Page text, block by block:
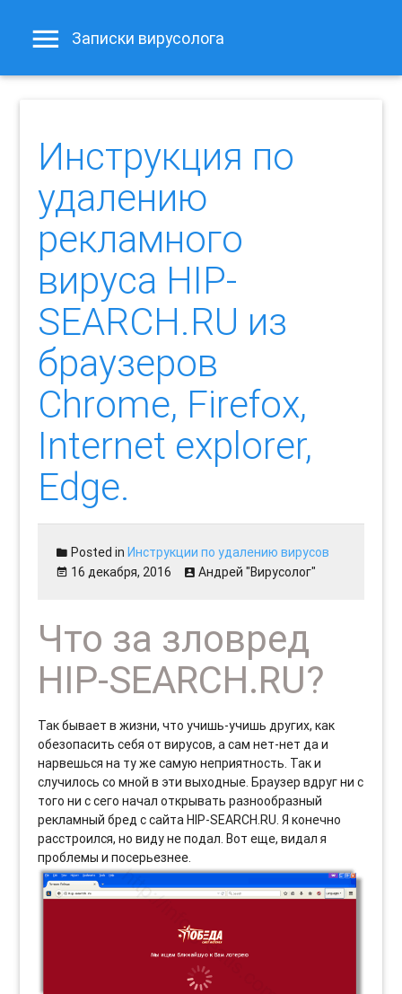
Записки вирусолога
Инструкция по
удалению
рекламного
вируса HIP-
SEARCH.RU из
браузеров
Chrome, Firefox,
Internet explorer,
Edge.
Posted inИнструкции по удалению вирусов
16 декабря, 2016
Андрей "Вирусолог"
Что за зловред
HIP-SEARCH.RU?
Так бывает в жизни, что учишь-учишь других, как
обезопасить себя от вирусов, а сам нет-нет да и
нарвешься на ту же самую неприятность. Так и
случилось со мной в эти выходные. Браузер вдруг ни с
того ни с сего начал открывать разнообразный
рекламный бред с сайта HIP-SEARCH.RU. Я конечно
расстроился, но виду не подал. Вот еще, видал я
проблемы и посерьезнее.